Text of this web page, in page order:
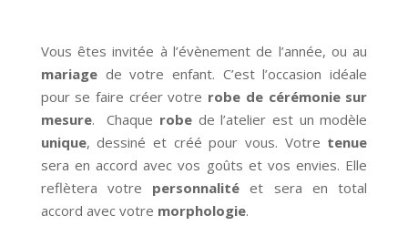
Vous êtes invitée à l’évènement de l’année, ou au
mariagede votre enfant. C’est l’occasion idéale
pour se faire créer votre robe de cérémonie sur
mesure. Chaque robede l’atelier est un modèle
unique, dessiné et créé pour vous. Votre tenue
sera en accord avec vos goûts et vos envies. Elle
reflètera votre personnalité et sera en total
accord avec votre morphologie.